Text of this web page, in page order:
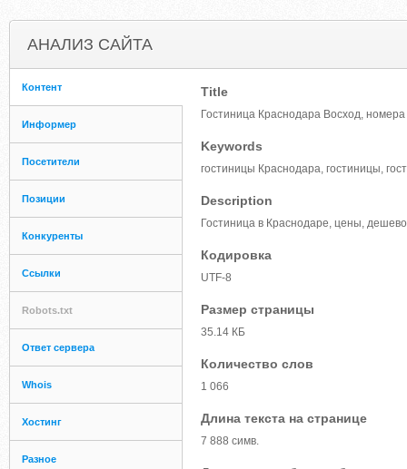
АНАЛИЗ САЙТА
Контент
Информер
Посетители
Позиции
Конкуренты
Ссылки
Robots.txt
Ответ сервера
Whois
Хостинг
Разное
Title
Гостиница Краснодара Восход,
Keywords
гостиницы Краснодара, гостиницы,
Description
Гостиница в Краснодаре, цены,
Кодировка
UTF-8
Размер страницы
35.14 КБ
Количество слов
1 066
Длина текста на странице
7 888 симв.